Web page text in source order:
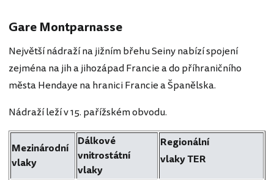
Gare Montparnasse
Největší nádraží na jižním břehu Seiny nabízí spojení
zejména na jih a jihozápad Francie a do příhraničního
města Hendaye na hranici Francie a Španělska.
Nádraží leží v 15. pařížském obvodu.
Mezinárodní
vlaky
Dálkové
vnitrostátní
vlaky
Regionální
vlaky TER